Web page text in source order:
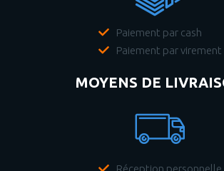
Paiement par cash
Paiement par virement
MOYENS DE
Réception personnelle